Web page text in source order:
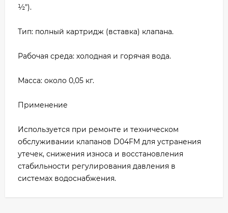
½").
Тип: полный картридж (вставка) клапана.
Рабочая среда: холодная и горячая вода.
Масса: около 0,05 кг.
Применение
Используется при ремонте и техническом
обслуживании клапанов D04FM для устранения
утечек, снижения износа и восстановления
стабильности регулирования давления в
системах водоснабжения.